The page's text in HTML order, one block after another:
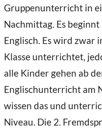
Gruppenunterricht in
Nachmittag. Es
Englisch. Es wird zwar
Klasse unterrichtet,
alle Kinder gehen ab
Englischunterricht am
wissen das und
Niveau. Die 2.